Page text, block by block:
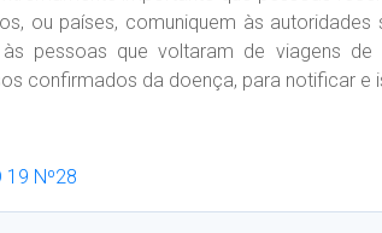
ou países, comuniquem às autoridades
pessoas que voltaram de viagens
confirmados da doença, para notificar e
19 Nº28